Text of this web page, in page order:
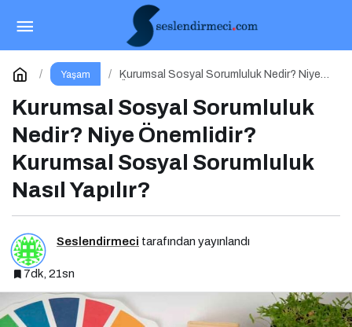
Yaşam
Kurumsal Sosyal Sorumluluk Nedir? Niye
Nasıl Yapılır?
Kurumsal Sosyal Sorumluluk
Nedir? Niye Önemlidir?
Kurumsal Sosyal Sorumluluk
Nasıl Yapılır?
Seslendirmeci tarafından yayınlandı
7dk, 21sn
Yapay Zeka ile Dertleşmenin Gizli Tehlikeleri
Yorum Yap